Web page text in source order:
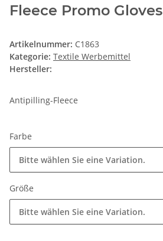
Fleece Promo Gloves
Artikelnummer: C1863
Kategorie: Textile Werbemittel
Hersteller:
Antipilling-Fleece
Farbe
Bitte wählen Sie eine Variation.
Größe
Bitte wählen Sie eine Variation.